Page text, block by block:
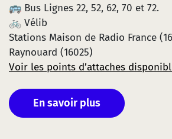
🚌 Bus Lignes 22, 52, 62, 70 et 72.
🚲 Vélib
Stations Maison de Radio France
Raynouard (16025)
Voir les points d’attaches
En savoir plus